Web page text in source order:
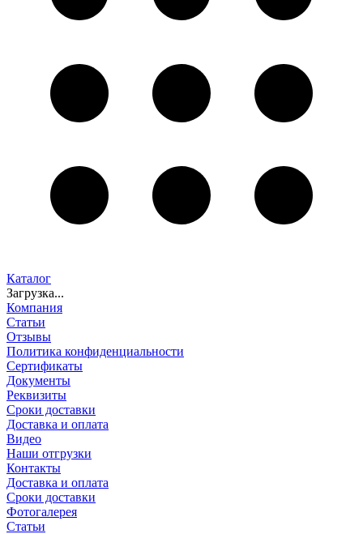
Каталог
Загрузка...
Компания
Статьи
Отзывы
Политика конфиденциальности
Сертификаты
Документы
Реквизиты
Сроки доставки
Доставка и оплата
Видео
Наши отгрузки
Контакты
Доставка и оплата
Сроки доставки
Фотогалерея
Статьи